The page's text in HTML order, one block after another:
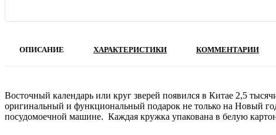
ОПИСАНИЕ ХАРАКТЕРИСТИКИ КОММЕНТАРИИ
Восточный календарь или круг зверей появился в Китае 2,5
оригинальный и функциональный подарок не только на Новый
посудомоечной машине. Каждая кружка упакована в белую